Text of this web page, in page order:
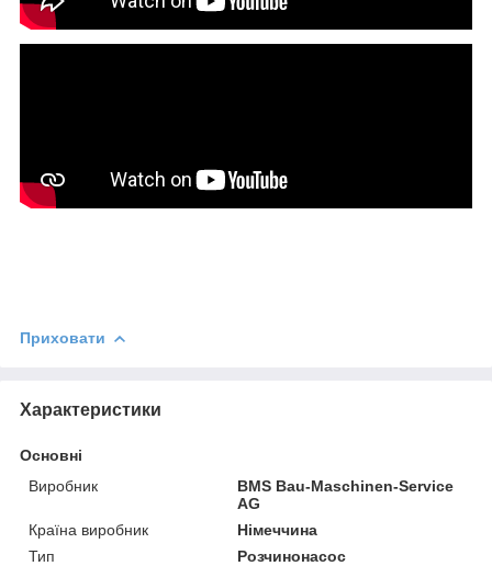
Приховати
Характеристики
Основні
Виробник
BMS Bau-Maschinen-Service
AG
Країна виробник
Німеччина
Тип
Розчинонасос